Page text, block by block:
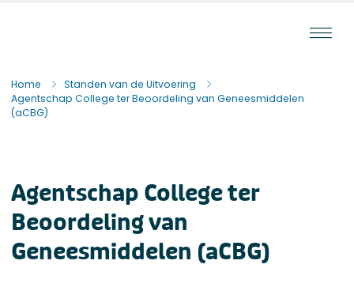
Home
Standen van de Uitvoering
Agentschap College ter Beoordeling van Geneesmiddelen
(aCBG)
Agentschap College ter
Beoordeling van
Geneesmiddelen (aCBG)